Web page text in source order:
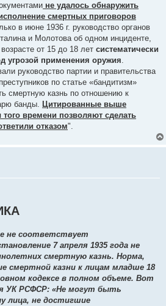
не удалось обнаружить
смертных приговоров
в июне 1936 г. руководство органов
и Молотова об одном инциденте,
от 15 до 18 лет систематически
угрозой применения оружия.
руководство партии и правительства
по статье «бандитизм»
смертную казнь по отношению к
банды. Цитированные выше
времени позволяют сделать
отказом".
не соответствует
7 апреля 1935 года не
смертную казнь. Норма,
смертной казни к лицам младше 18
кодексе в полном объеме. Вот
УК РСФСР: «Не могут быть
лица, не достигшие